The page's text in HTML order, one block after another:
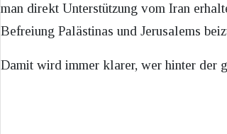
man direkt Unterstützung vom Iran
Befreiung Palästinas und Jerusalems
Damit wird immer klarer, wer hinter der